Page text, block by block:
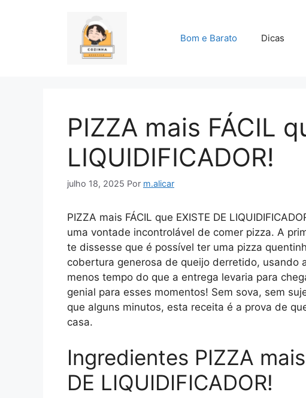
Bom e Barato Dicas
PIZZA mais FÁCIL
LIQUIDIFICADOR!
julho 18, 2025 Por m.alicar
PIZZA mais FÁCIL que EXISTE DE
uma vontade incontrolável de comer pizza. A
te dissesse que é possível ter uma pizza
cobertura generosa de queijo derretido, usando
menos tempo do que a entrega levaria para
genial para esses momentos! Sem sova, sem
que alguns minutos, esta receita é a prova de
casa.
Ingredientes PIZZA
DE LIQUIDIFICADOR!